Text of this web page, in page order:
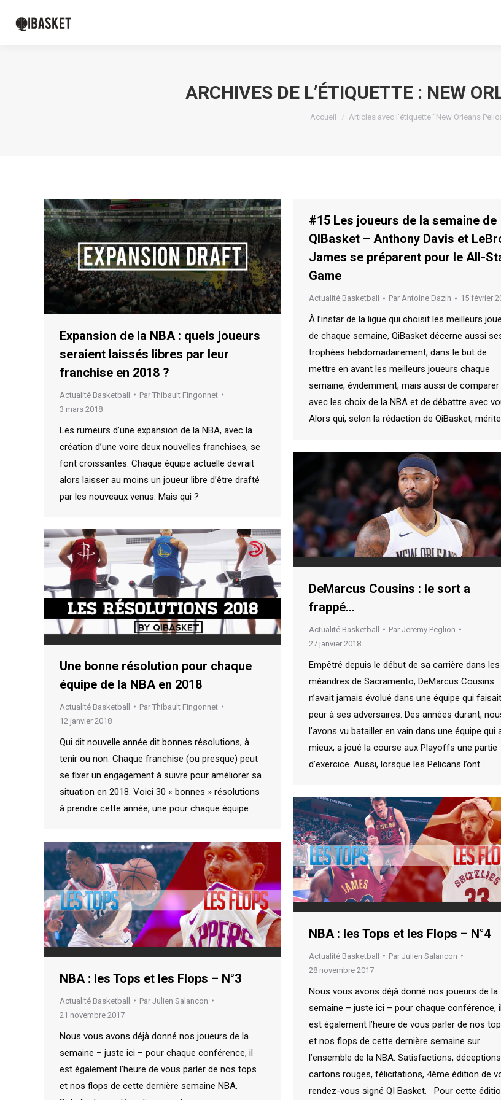
ARCHIVES DE L’ÉTIQUETTE : NEW
Vous êtes ici :
Accueil Articles avec l’étiquette "New Orleans
Expansion de la NBA : quels joueurs
seraient laissés libres par leur
franchise en 2018 ?
Actualité Basketball Par Thibault Fingonnet
3 mars 2018
Les rumeurs d’une expansion de la NBA, avec la
création d’une voire deux nouvelles franchises, se
font croissantes. Chaque équipe actuelle devrait
alors laisser au moins un joueur libre d’être drafté
par les nouveaux venus. Mais qui ?
#15 Les joueurs de la semaine de
QIBasket – Anthony Davis et
James se préparent pour le All-
Game
Actualité Basketball Par Antoine Dazin 15 février
À l’instar de la ligue qui choisit les meilleurs
de chaque semaine, QiBasket décerne aussi
trophées hebdomadairement, dans le but de
mettre en avant les meilleurs joueurs chaque
semaine, évidemment, mais aussi de comparer
avec les choix de la NBA et de débattre avec
Alors qui, selon la rédaction de QiBasket,
DeMarcus Cousins : le sort a
frappé…
Actualité Basketball Par Jeremy Peglion
27 janvier 2018
Empêtré depuis le début de sa carrière dans les
méandres de Sacramento, DeMarcus Cousins
n’avait jamais évolué dans une équipe qui faisait
peur à ses adversaires. Des années durant,
l’avons vu batailler en vain dans une équipe qui
mieux, a joué la course aux Playoffs une partie
d’exercice. Aussi, lorsque les Pelicans l’ont…
Une bonne résolution pour chaque
équipe de la NBA en 2018
Actualité Basketball Par Thibault Fingonnet
12 janvier 2018
Qui dit nouvelle année dit bonnes résolutions, à
tenir ou non. Chaque franchise (ou presque) peut
se fixer un engagement à suivre pour améliorer sa
situation en 2018. Voici 30 « bonnes » résolutions
à prendre cette année, une pour chaque équipe.
NBA : les Tops et les Flops – N°4
Actualité Basketball Par Julien Salancon
28 novembre 2017
Nous vous avons déjà donné nos joueurs de la
semaine – juste ici – pour chaque conférence, il
est également l’heure de vous parler de nos
et nos flops de cette dernière semaine sur
l’ensemble de la NBA. Satisfactions,
cartons rouges, félicitations, 4ème édition de
rendez-vous signé QI Basket. Pour cette
NBA : les Tops et les Flops – N°3
Actualité Basketball Par Julien Salancon
21 novembre 2017
Nous vous avons déjà donné nos joueurs de la
semaine – juste ici – pour chaque conférence, il
est également l’heure de vous parler de nos tops
et nos flops de cette dernière semaine NBA.